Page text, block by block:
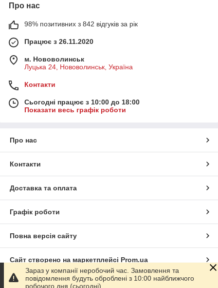
Про нас
98% позитивних з 842 відгуків за рік
Працює з 26.11.2020
м. Нововолинськ
Луцька 24, Нововолинськ, Україна
Контакти
Сьогодні працює з 10:00 до 18:00
Показати весь графік роботи
Про нас
Контакти
Доставка та оплата
Графік роботи
Повна версія сайту
Сайт створено на маркетплейсі Prom.ua
Політика конфіденційності
Зараз у компанії неробочий час. Замовлення та
повідомлення будуть оброблені з 10:00 найближчого
робочого дня (сьогодні).